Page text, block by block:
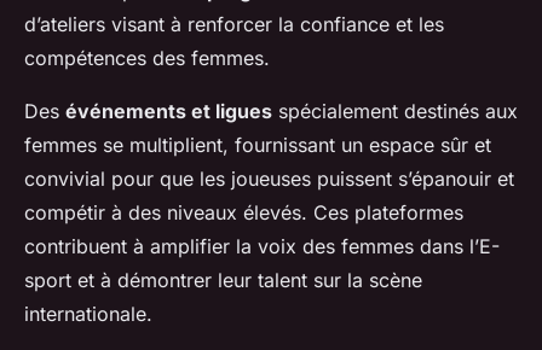
d’ateliers visant à renforcer la confiance et les
compétences des femmes.
Des événements et ligues spécialement destinés aux
femmes se multiplient, fournissant un espace sûr et
convivial pour que les joueuses puissent s’épanouir et
compétir à des niveaux élevés. Ces plateformes
contribuent à amplifier la voix des femmes dans l’E-
sport et à démontrer leur talent sur la scène
internationale.